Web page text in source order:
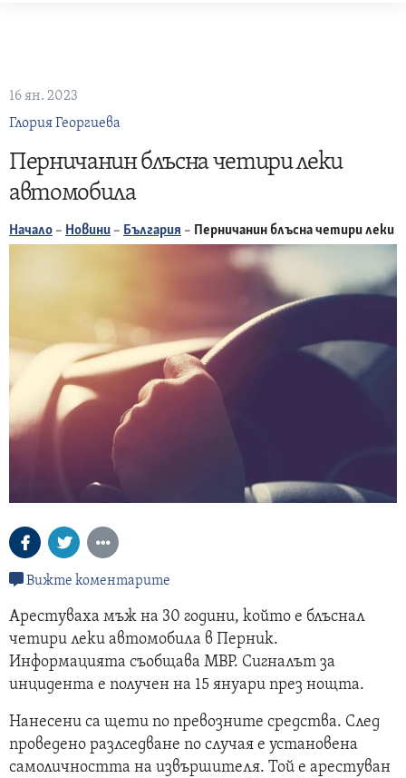
16 ян. 2023
Глория Георгиева
Перничанин блъсна четири леки
автомобила
Начало – Новини – България – Перничанин блъсна четири леки
Вижте коментарите
Арестуваха мъж на 30 години, който е блъснал
четири леки автомобила в Перник.
Информацията съобщава МВР. Сигналът за
инцидента е получен на 15 януари през нощта.
Нанесени са щети по превозните средства. След
проведено разлседване по случая е установена
самоличността на извършителя. Той е арестуван